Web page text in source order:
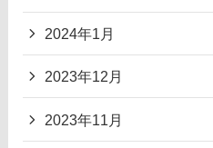
2024年1月
2023年12月
2023年11月